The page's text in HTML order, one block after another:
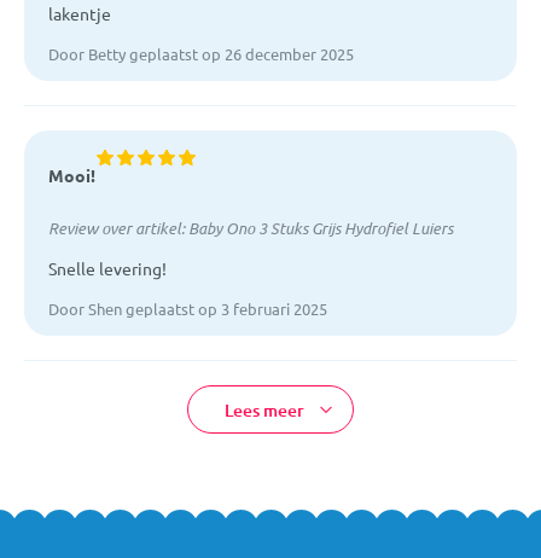
lakentje
Door Betty geplaatst op 26 december 2025
Mooi!
Review over artikel:Baby Ono 3 Stuks Grijs Hydrofiel Luiers
Snelle levering!
Door Shen geplaatst op 3 februari 2025
Lees meer